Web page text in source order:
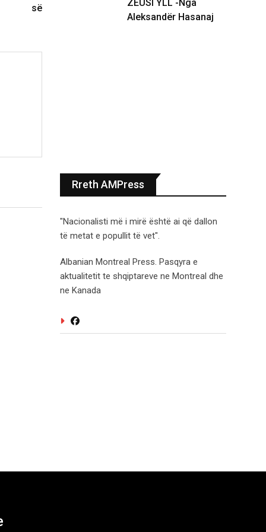
së
ZEUSI YLL -Nga
Aleksandër Hasanaj
Rreth AMPress
"Nacionalisti më i mirë është ai që dallon
të metat e popullit të vet".
Albanian Montreal Press. Pasqyra e
aktualitetit te shqiptareve ne Montreal dhe
ne Kanada